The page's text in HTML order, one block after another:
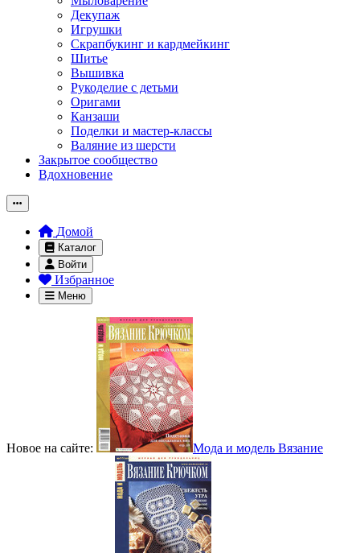
Декупаж
Игрушки
Скрапбукинг и кардмейкинг
Шитье
Вышивка
Рукоделие с детьми
Оригами
Канзаши
Поделки и мастер-классы
Валяние из шерсти
Закрытое сообщество
Вдохновение
Домой
Каталог
Войти
Избранное
Меню
Новое на сайте: Мода и модель Вязание